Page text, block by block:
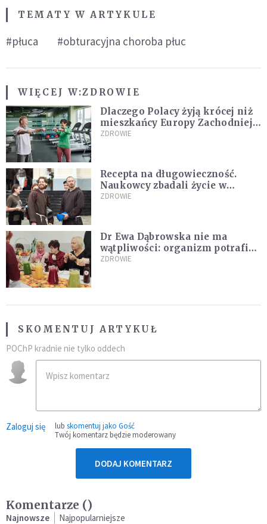
TEMATY W ARTYKULE
#płuca #obturacyjna choroba płuc
WIĘCEJ W:ZDROWIE
Dlaczego Polacy żyją krócej niż
mieszkańcy Europy Zachodniej?
Ekspertka wskazuje główne
ZDROWIE
Recepta na długowieczność.
Naukowcy zbadali życie w
klasztorach
ZDROWIE
Dr Ewa Dąbrowska nie ma
wątpliwości: organizm potrafi
leczyć się sam
ZDROWIE
SKOMENTUJ ARTYKUŁ
POChP kradnie nie tylko oddech
Zaloguj się lub skomentuj jako Gość
Twój komentarz będzie moderowany
DODAJ KOMENTARZ
Komentarze ()
Najnowsze Najpopularniejsze